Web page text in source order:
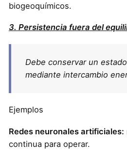
biogeoquímicos.
3. Persistencia fuera del
Debe conservar un
mediante intercambio
Ejemplos
Redes neuronales artificiales:
continua para operar.